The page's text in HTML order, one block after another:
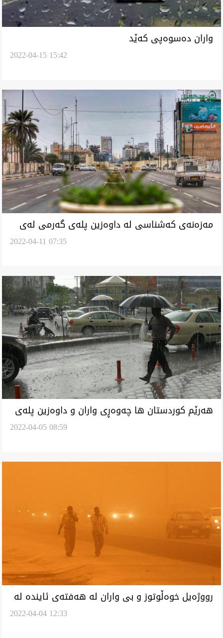
واران دەسوەپی کەێد
2022-04-15 15:42
مەزەنەی کەشناسی لە داوەزین پلەی گەرمی لەی
2022-04-11 07:35
هەرێم کوردستان ها چەوەڕی واران و داوەزین پلەی
2022-04-05 08:59
رووژەیل خوەڵوتوز و بی واران لە هەفتەی ئایندە لە
2022-04-04 12:33